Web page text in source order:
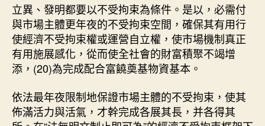
立異、發明都要以不受拘束為條件。是以，必需付
與市場主體更年夜的不受拘束空間，確保其有用行
使經濟不受拘束權或運營自立權，使市場機制真正
有用施展感化，從而使全社會的財富積聚不竭增
添，(20)為完成配合富饒奠基物資基本。
依法最年夜限制地保證市場主體的不受拘束，使其
佈滿活力與活氣，才幹完成各展其長，并各得其